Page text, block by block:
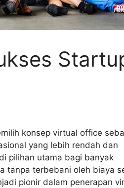
konsep virtual office
yang lebih rendah dan
pilihan utama bagi banyak
tanpa terbebani oleh biaya
pionir dalam penerapan